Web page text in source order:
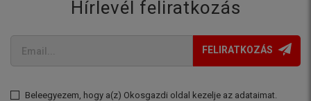
Hírlevél feliratkozás
FELIRATKOZÁS
Beleegyezem, hogy a(z) Okosgazdi oldal kezelje az adataimat.